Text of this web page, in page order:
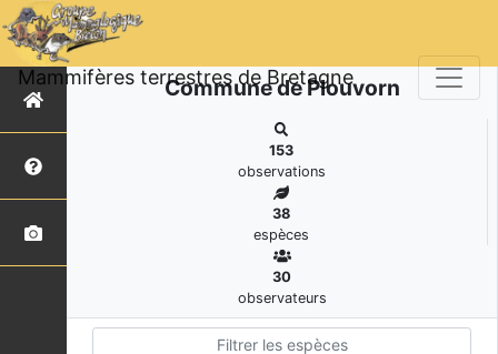
Mammifères terrestres de Bretagne
Commune de Plouvorn
153
observations
38
espèces
30
observateurs